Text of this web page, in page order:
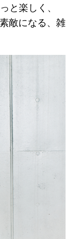
と楽しく、
敵になる、雑